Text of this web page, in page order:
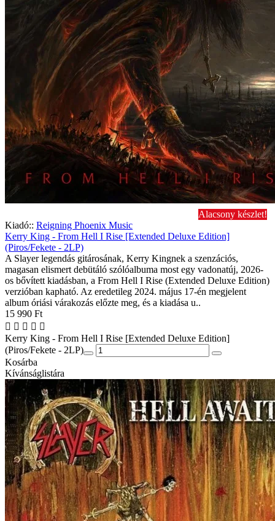
Alacsony készlet!
Kiadó:: Reigning Phoenix Music
Kerry King - From Hell I Rise [Extended Deluxe Edition]
(Piros/Fekete - 2LP)
A Slayer legendás gitárosának, Kerry Kingnek a szenzációs,
magasan elismert debütáló szólóalbuma most egy vadonatúj, 2026-
os bővített kiadásban, a From Hell I Rise (Extended Deluxe Edition)
verzióban kapható. Az eredetileg 2024. május 17-én megjelent
album óriási várakozás előzte meg, és a kiadása u..
15 990 Ft
Kerry King - From Hell I Rise [Extended Deluxe Edition]
(Piros/Fekete - 2LP)
Kosárba
Kívánságlistára